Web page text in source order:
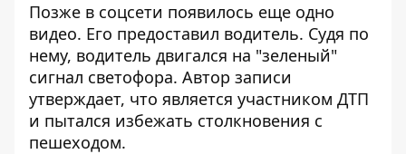
Позже в соцсети появилось еще одно
видео. Его предоставил водитель. Судя по
нему, водитель двигался на "зеленый"
сигнал светофора. Автор записи
утверждает, что является участником ДТП
и пытался избежать столкновения с
пешеходом.